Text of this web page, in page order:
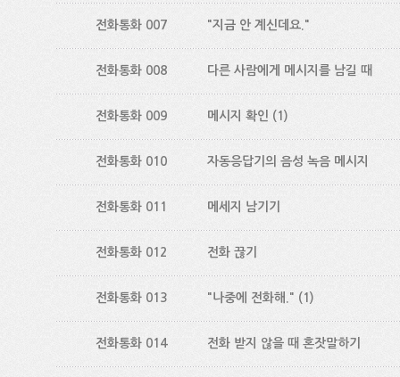
전화통화 007 "지금 안 계신데요."
전화통화 008 다른 사람에게 메시지를 남길 때
전화통화 009 메시지 확인 (1)
전화통화 010 자동응답기의 음성 녹음 메시지
전화통화 011 메세지 남기기
전화통화 012 전화 끊기
전화통화 013 "나중에 전화해." (1)
전화통화 014 전화 받지 않을 때 혼잣말하기